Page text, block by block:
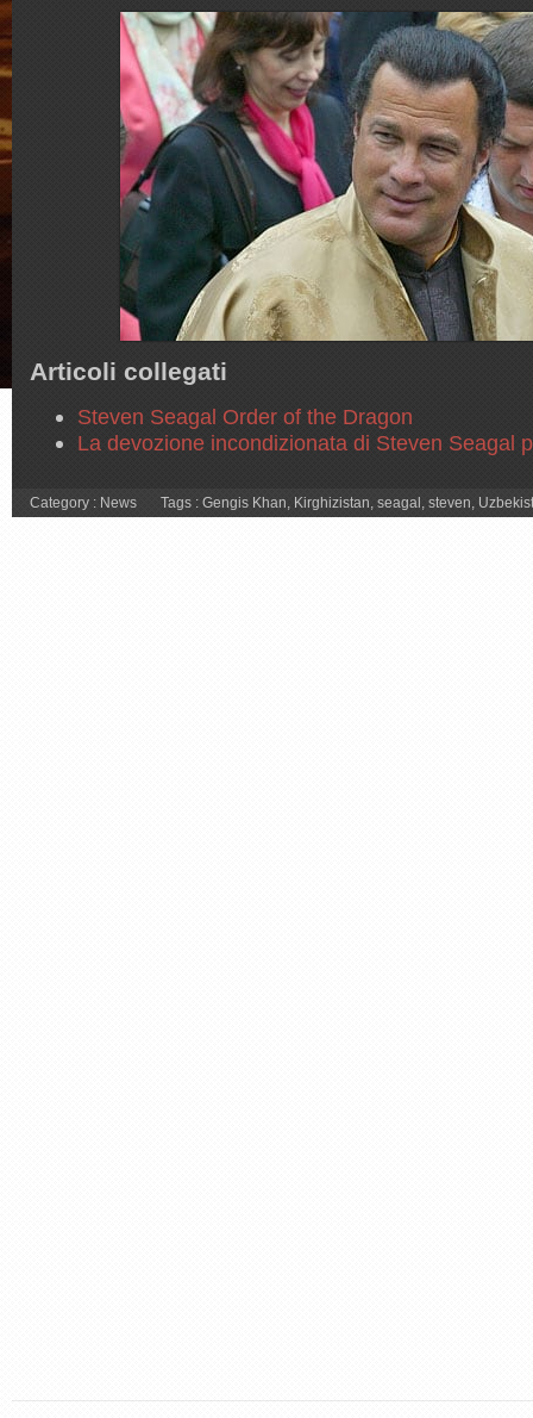
Articoli collegati
Steven Seagal Order of the Dragon
La devozione incondizionata di Steven Seagal
Category : News Tags : Gengis Khan, Kirghizistan, seagal , steven,